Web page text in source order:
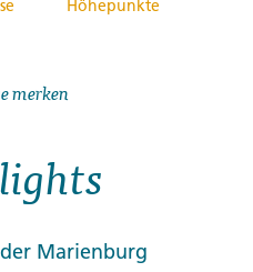
Höhepunkte
merken
Marienburg